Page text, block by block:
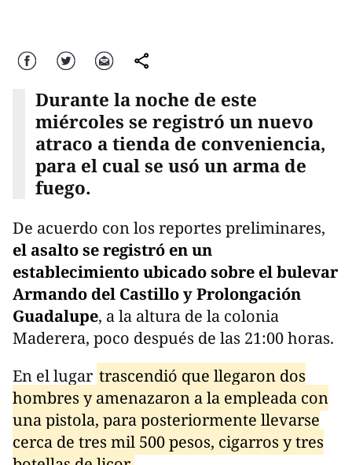
Facebook Twitter Correo comparte
Durante la noche de este
miércoles se registró un nuevo
atraco a tienda de conveniencia,
para el cual se usó un arma de
fuego.
De acuerdo con los reportes preliminares,
el asalto se registró en un
establecimiento ubicado sobre el bulevar
Armando del Castillo y Prolongación
Guadalupe, a la altura de la colonia
Maderera, poco después de las 21:00 horas.
En el lugar trascendió que llegaron dos
hombres y amenazaron a la empleada con
una pistola, para posteriormente llevarse
cerca de tres mil 500 pesos, cigarros y tres